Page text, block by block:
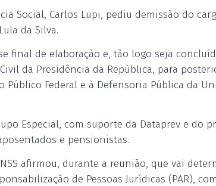
Social, Carlos Lupi, pediu demissão do
da Silva.
final de elaboração e, tão logo seja
da Presidência da República, para
Público Federal e à Defensoria Pública da
Especial, com suporte da Dataprev e do
e pensionistas.
afirmou, durante a reunião, que vai
de Pessoas Jurídicas (PAR),